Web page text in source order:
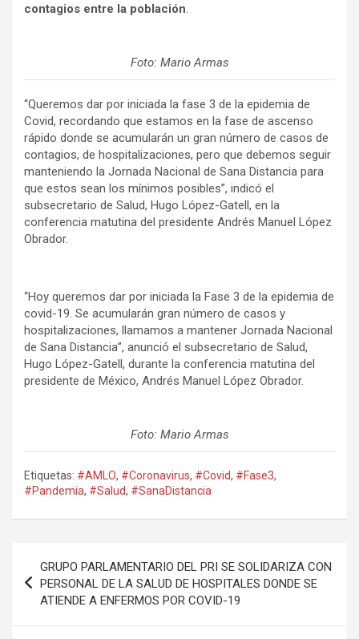
contagios entre la población.
Foto: Mario Armas
“Queremos dar por iniciada la fase 3 de la epidemia de
Covid, recordando que estamos en la fase de ascenso
rápido donde se acumularán un gran número de casos de
contagios, de hospitalizaciones, pero que debemos seguir
manteniendo la Jornada Nacional de Sana Distancia para
que estos sean los mínimos posibles”, indicó el
subsecretario de Salud, Hugo López-Gatell, en la
conferencia matutina del presidente Andrés Manuel López
Obrador.
“Hoy queremos dar por iniciada la Fase 3 de la epidemia de
covid-19. Se acumularán gran número de casos y
hospitalizaciones, llamamos a mantener Jornada Nacional
de Sana Distancia”, anunció el subsecretario de Salud,
Hugo López-Gatell, durante la conferencia matutina del
presidente de México, Andrés Manuel López Obrador.
Foto: Mario Armas
Etiquetas: #AMLO, #Coronavirus, #Covid, #Fase3,
#Pandemia, #Salud, #SanaDistancia
de
entradas
GRUPO PARLAMENTARIO DEL PRI SE SOLIDARIZA CON
PERSONAL DE LA SALUD DE HOSPITALES DONDE SE
ATIENDE A ENFERMOS POR COVID-19